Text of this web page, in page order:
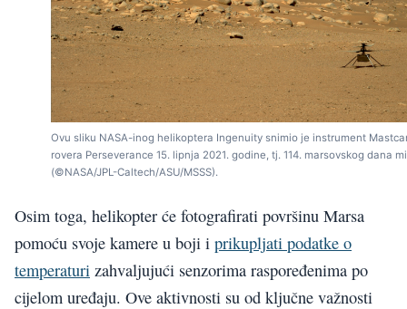
Ovu sliku NASA-inog helikoptera Ingenuity snimio je instrument
rovera Perseverance 15. lipnja 2021. godine, tj. 114. marsovskog dana
(©NASA/JPL-Caltech/ASU/MSSS).
Osim toga, helikopter će fotografirati površinu Marsa
pomoću svoje kamere u boji i prikupljati podatke o
temperaturi zahvaljujući senzorima raspoređenima po
cijelom uređaju. Ove aktivnosti su od ključne važnosti